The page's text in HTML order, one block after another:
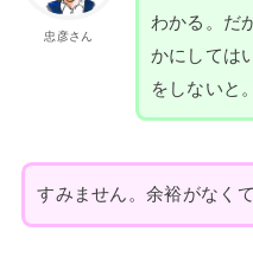
忠彦さん
わかる。だ
かにしては
をしないと。
すみません。余裕がなくて